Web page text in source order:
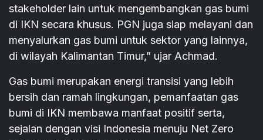
stakeholder lain untuk mengembangkan gas bumi
di IKN secara khusus. PGN juga siap melayani dan
menyalurkan gas bumi untuk sektor yang lainnya,
di wilayah Kalimantan Timur,” ujar Achmad.
Gas bumi merupakan energi transisi yang lebih
bersih dan ramah lingkungan, pemanfaatan gas
bumi di IKN membawa manfaat positif serta,
sejalan dengan visi Indonesia menuju Net Zero